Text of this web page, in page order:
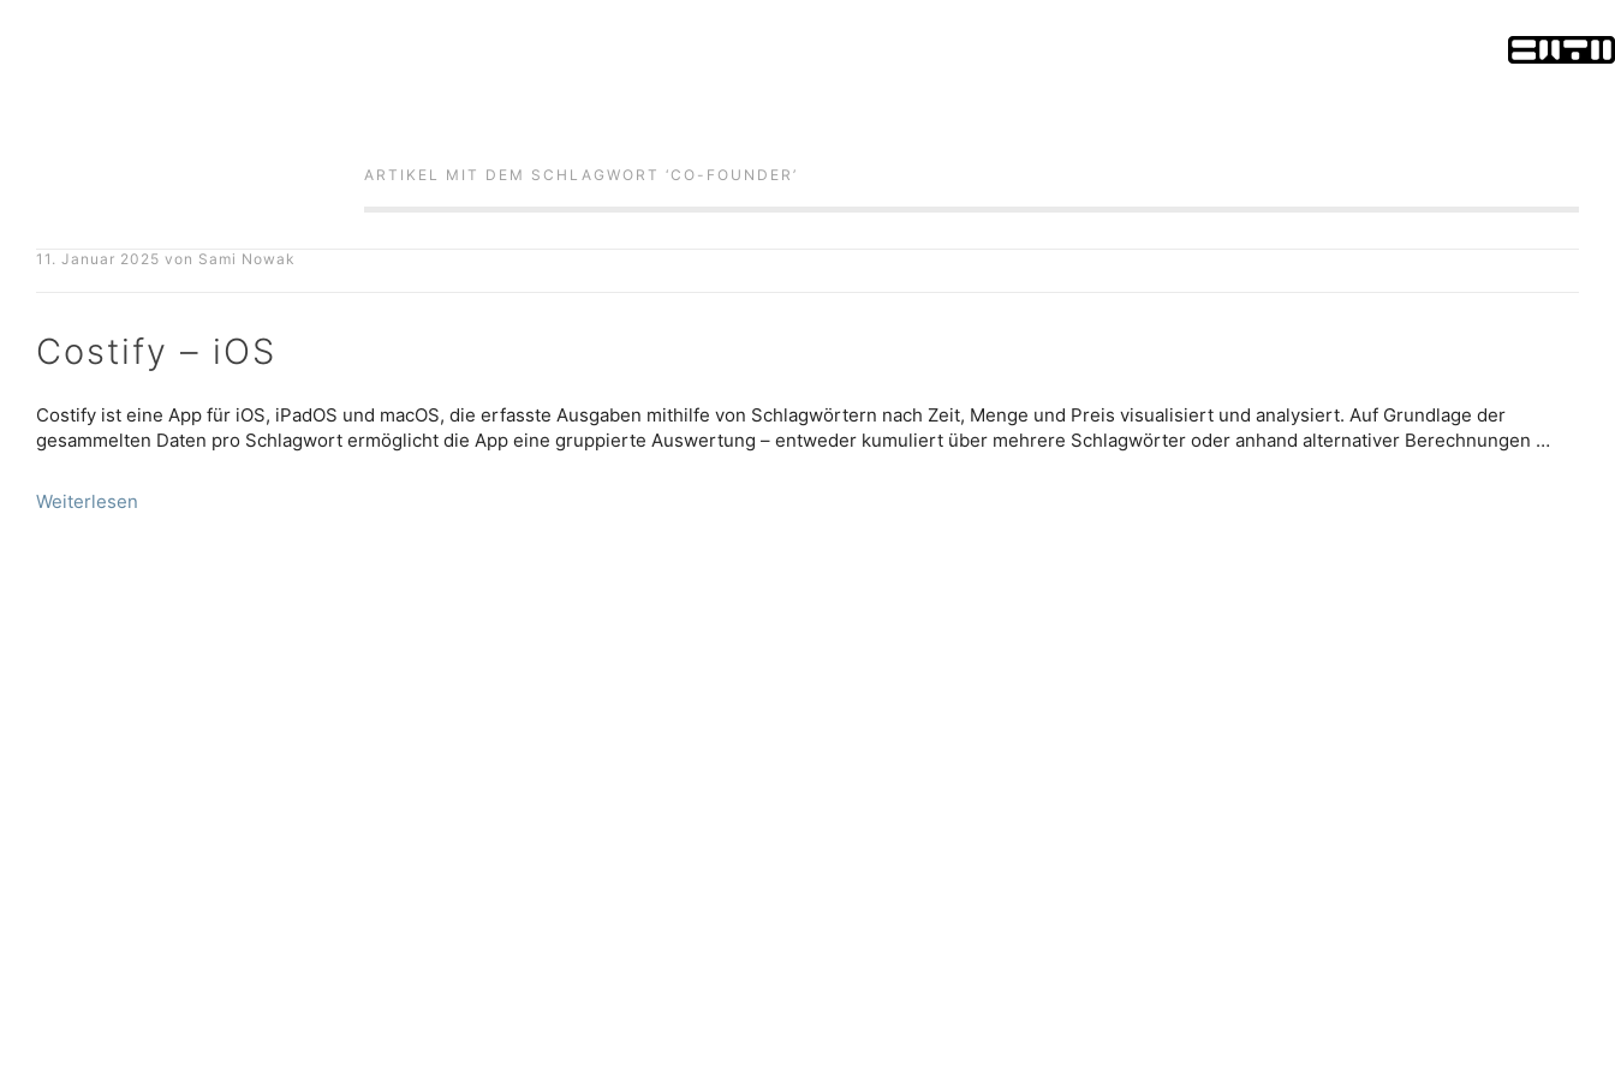
ARTIKEL MIT DEM SCHLAGWORT ‘CO-FOUNDER ’
11. Januar 2025 von Sami Nowak
Costify – iOS
Costify ist eine App für iOS, iPadOS und macOS, die erfasste Ausgaben mithilfe von Schlagwörtern nach Zeit, Menge und Preis visualisiert und analysiert. Auf Grundlage der
gesammelten Daten pro Schlagwort ermöglicht die App eine gruppierte Auswertung – entweder kumuliert über mehrere Schlagwörter oder anhand alternativer Berechnungen …
Weiterlesen